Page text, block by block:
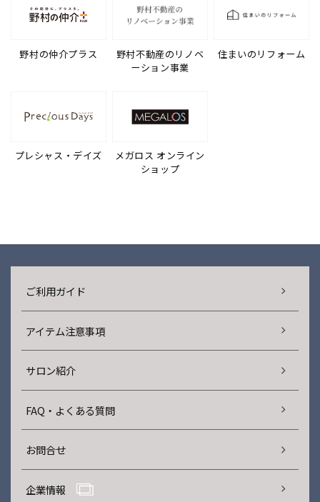
野村の仲介プラス
野村不動産のリノベ
ーション事業
住まいのリフォーム
プレシャス・デイズ
メガロス オンライン
ショップ
ご利用ガイド
アイテム注意事項
サロン紹介
FAQ・よくある質問
お問合せ
企業情報